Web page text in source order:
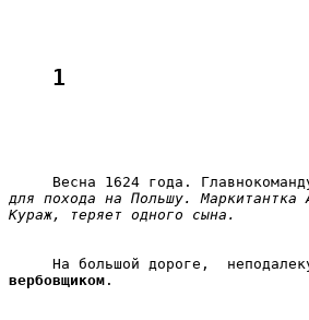
1
для похода на Польшу.
Кураж, теряет одного сына.
На большой дороге,
вербовщиком .